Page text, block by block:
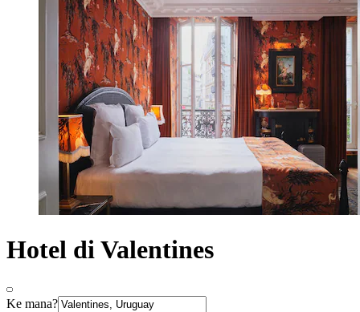
Hotel di Valentines
Ke mana?